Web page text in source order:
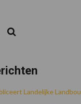
Landelijke